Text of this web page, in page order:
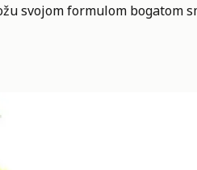
svojom formulom bogatom